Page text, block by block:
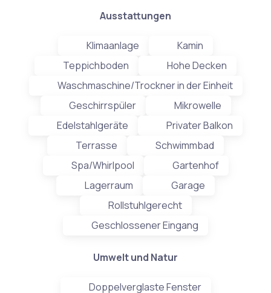
Ausstattungen
Klimaanlage
Kamin
Teppichboden
Hohe Decken
Waschmaschine/Trockner in der Einheit
Geschirrspüler
Mikrowelle
Edelstahlgeräte
Privater Balkon
Terrasse
Schwimmbad
Spa/Whirlpool
Gartenhof
Lagerraum
Garage
Rollstuhlgerecht
Geschlossener Eingang
Umwelt und Natur
Doppelverglaste Fenster